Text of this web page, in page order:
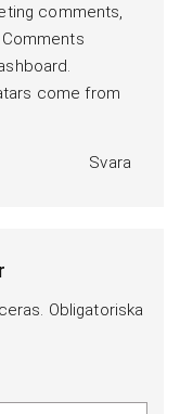
comments,
come from
Svara
Obligatoriska